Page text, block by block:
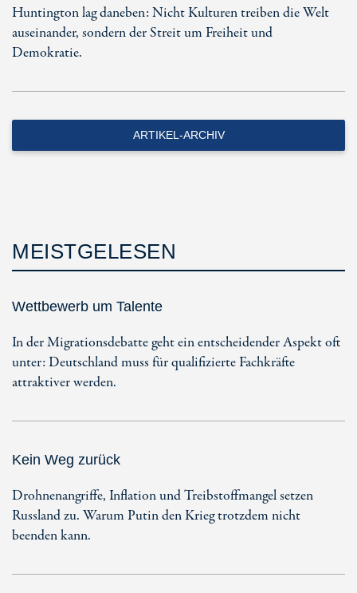
Huntington lag daneben: Nicht Kulturen treiben die Welt
auseinander, sondern der Streit um Freiheit und
Demokratie.
ARTIKEL-ARCHIV
MEISTGELESEN
Wettbewerb um Talente
In der Migrationsdebatte geht ein entscheidender Aspekt oft
unter: Deutschland muss für qualifizierte Fachkräfte
attraktiver werden.
Kein Weg zurück
Drohnenangriffe, Inflation und Treibstoffmangel setzen
Russland zu. Warum Putin den Krieg trotzdem nicht
beenden kann.